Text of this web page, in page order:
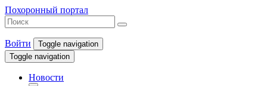
Похоронный портал
Войти
Toggle navigation
Toggle navigation
Новости